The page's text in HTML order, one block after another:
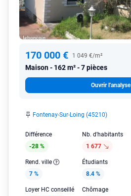
170 000 € 1 049 €/m²
Maison 162 m² - 7 pièces
Ouvrir l'analyse
Fontenay-Sur-Loing (45210)
Différence
-28 %
Nb. d'habitants
1 677
Rend. ville
7 %
Étudiants
8.4 %
Loyer HC conseillé
Chômage